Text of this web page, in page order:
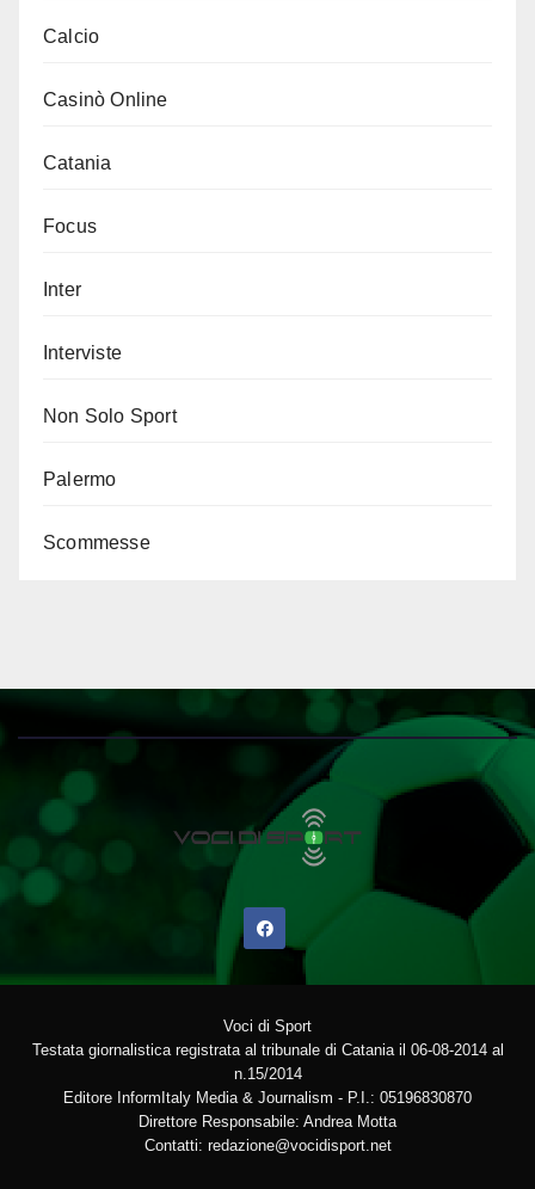
Calcio
Casinò Online
Catania
Focus
Inter
Interviste
Non Solo Sport
Palermo
Scommesse
Voci di Sport
Testata giornalistica registrata al tribunale di Catania il 06-08-2014 al
n.15/2014
Editore InformItaly Media & Journalism - P.I.: 05196830870
Direttore Responsabile: Andrea Motta
Contatti: redazione@vocidisport.net